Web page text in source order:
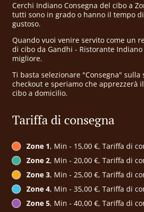
Cerchi Indiano Consegna del cibo a
tutti sono in grado o hanno il tempo
gustoso.
Quando vuoi venire servito come un
di cibo da Gandhi - Ristorante
migliore.
Ti basta selezionare "Consegna" sulla
checkout e speriamo che apprezzerà
cibo a domicilio.
Tariffa di consegna
Zone 1, Min - 15,00 €, Tariffa di
Zone 2, Min - 20,00 €, Tariffa di
Zone 3, Min - 25,00 €, Tariffa di
Zone 4, Min - 35,00 €, Tariffa di
Zone 5, Min - 40,00 €, Tariffa di